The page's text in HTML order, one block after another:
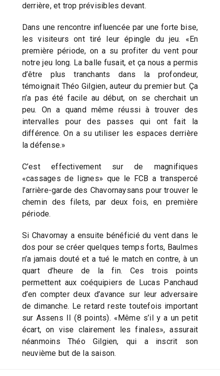
derrière, et trop prévisibles devant.
Dans une rencontre influencée par une forte bise,
les visiteurs ont tiré leur épingle du jeu. «En
première période, on a su profiter du vent pour
notre jeu long. La balle fusait, et ça nous a permis
d’être plus tranchants dans la profondeur,
témoignait Théo Gilgien, auteur du premier but. Ça
n’a pas été facile au début, on se cherchait un
peu. On a quand même réussi à trouver des
intervalles pour des passes qui ont fait la
différence. On a su utiliser les espaces derrière
la défense.»
C’est effectivement sur de magnifiques
«cassages de lignes» que le FCB a transpercé
l’arrière-garde des Chavornaysans pour trouver le
chemin des filets, par deux fois, en première
période.
Si Chavornay a ensuite bénéficié du vent dans le
dos pour se créer quelques temps forts, Baulmes
n’a jamais douté et a tué le match en contre, à un
quart d’heure de la fin. Ces trois points
permettent aux coéquipiers de Lucas Panchaud
d’en compter deux d’avance sur leur adversaire
de dimanche. Le retard reste toutefois important
sur Assens II (8 points). «Même s’il y a un petit
écart, on vise clairement les finales», assurait
néanmoins Théo Gilgien, qui a inscrit son
neuvième but de la saison.